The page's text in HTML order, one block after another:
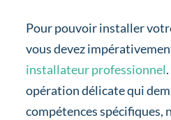
Pour pouvoir installer
vous devez
installateur professionnel
opération délicate qui
compétences spécifiques,